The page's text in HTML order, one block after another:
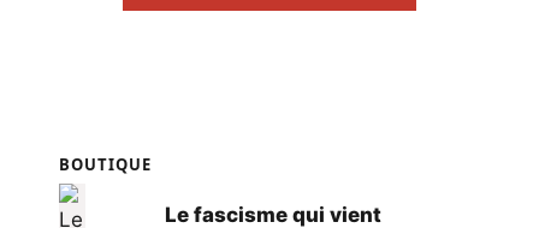
BOUTIQUE
Le fascisme qui vient